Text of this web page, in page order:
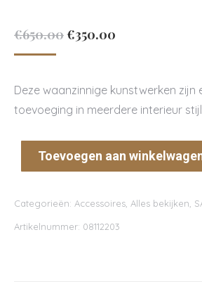
€650.00 Oorspronkelijke
€650.00.
€350.00
€350.00.
Deze waanzinnige kunstwerken zijn
toevoeging in meerdere interieur
Toevoegen aan
Categorieën: Accessoires Alles bekijken
Artikelnummer: 08112203